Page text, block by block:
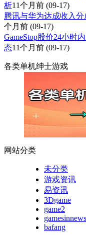
析11个月前 (09-17)
腾讯与华为达成收入
个月前 (09-17)
GameStop股价24小时
态11个月前 (09-17)
各类单机绅士游戏
网站分类
未分类
游戏资讯
易资讯
3Dgame
game2
gamesinnews
bafang